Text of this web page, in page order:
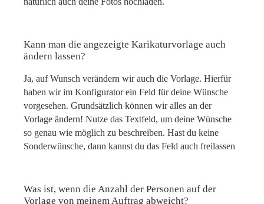
Kann man die angezeigte Karikaturvorlage auch
ändern lassen?
Ja, auf Wunsch verändern wir auch die Vorlage. Hierfür
haben wir im Konfigurator ein Feld für deine Wünsche
vorgesehen. Grundsätzlich können wir alles an der
Vorlage ändern! Nutze das Textfeld, um deine Wünsche
so genau wie möglich zu beschreiben. Hast du keine
Sonderwünsche, dann kannst du das Feld auch freilassen
Was ist, wenn die Anzahl der Personen auf der
Vorlage von meinem Auftrag abweicht?